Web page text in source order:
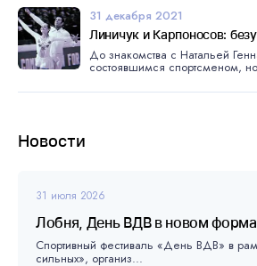
Новости
31 июля 2026
Лобня, День ВДВ в новом
Спортивный фестиваль «День ВДВ» в
сильных», организ...
31 декабря 2021
Линичук и Карпоносов:
До знакомства с Натальей
состоявшимся спортсменом,